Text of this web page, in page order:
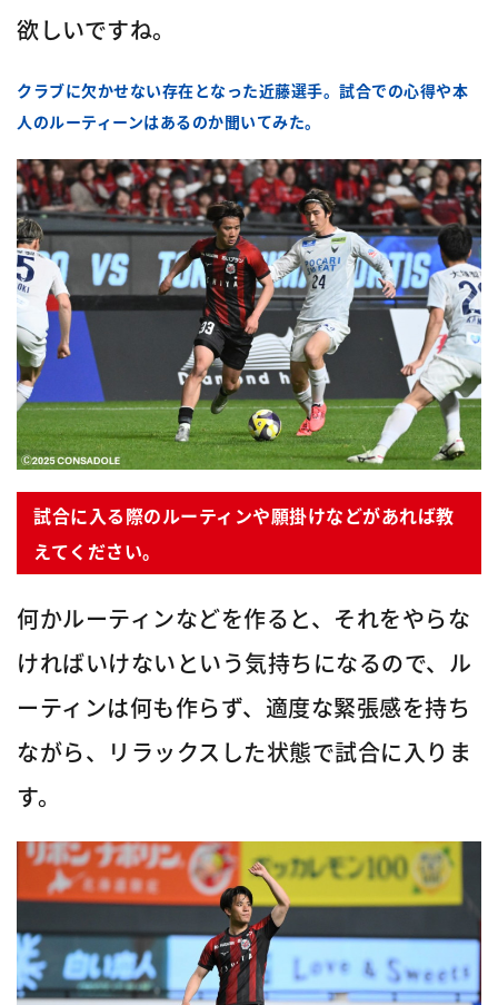
欲しいですね。
クラブに欠かせない存在となった近藤選手。 試合での心得や本
人のルーティーンはあるのか聞いてみた。
試合に入る際のルーティンや願掛けなどがあれば教
えてください。
何かルーティンなどを作ると、それをやらな
ければいけないという気持ちになるので、ル
ーティンは何も作らず、適度な緊張感を持ち
ながら、リラックスした状態で試合に入りま
す。